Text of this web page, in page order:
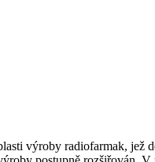
výroby radiofarmak,